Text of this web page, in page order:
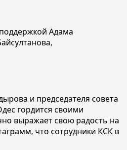
Адама
и председателя совета
гордится своими
выражает свою радость на
что сотрудники КСК в